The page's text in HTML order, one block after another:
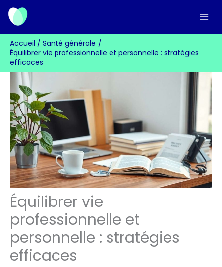
Aller
contenu
Accueil
Santé générale
Équilibrer vie professionnelle et personnelle : stratégies
efficaces
Équilibrer vie
professionnelle et
personnelle : stratégies
efficaces